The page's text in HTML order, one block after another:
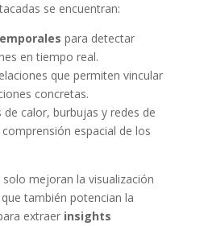
se encuentran:
para detectar
en tiempo real.
que permiten vincular
concretas.
calor, burbujas y redes de
espacial de los
mejoran la visualización
también potencian la
extraer insights